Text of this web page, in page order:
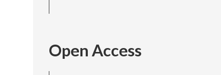
Open Access